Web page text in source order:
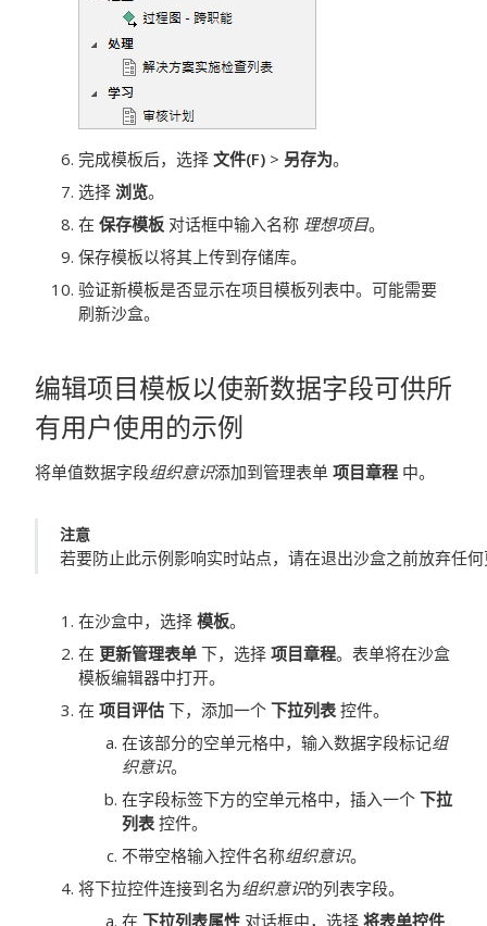
完成模板后，选择 文件(F) > 另存为。
选择 浏览。
在 保存模板 对话框中输入名称 理想项目。
保存模板以将其上传到存储库。
验证新模板是否显示在项目模板列表中。可能需要
刷新沙盒。
编辑项目模板以使新数据字段可供所
有用户使用的示例
将单值数据字段组织意识添加到管理表单 项目章程 中。
注意
若要防止此示例影响实时站点，请在退出沙盒之前放弃任
在沙盒中，选择 模板。
在 更新管理表单 下，选择 项目章程。表单将在沙盒
模板编辑器中打开。
在 项目评估 下，添加一个 下拉列表 控件。
在该部分的空单元格中，输入数据字段标记组
织意识。
在字段标签下方的空单元格中，插入一个 下拉
列表 控件。
不带空格输入控件名称组织意识。
将下拉控件连接到名为组织意识的列表字段。
在 下拉列表属性 对话框中，选择 将表单控件